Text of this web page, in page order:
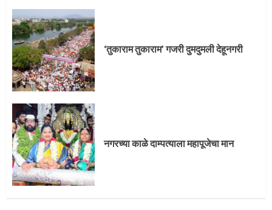
‘तुकाराम तुकाराम’ गजरी दुमदुमली देहूनगरी
नगरच्या काळे दाम्पत्याला महापूजेचा मान
3
4